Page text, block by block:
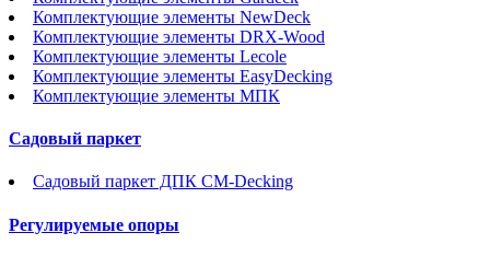
Комплектующие элементы NewDeck
Комплектующие элементы DRX-Wood
Комплектующие элементы Lecole
Комплектующие элементы EasyDecking
Комплектующие элементы МПК
Садовый паркет
Садовый паркет ДПК CM-Decking
Регулируемые опоры